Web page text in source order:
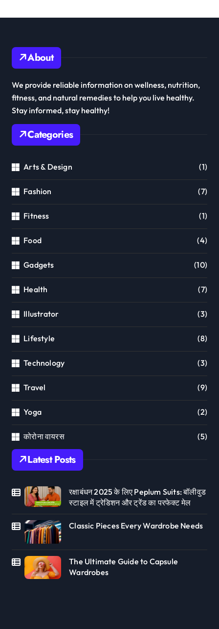
About
We provide reliable information on wellness, nutrition,
fitness, and natural remedies to help you live healthy.
Stay informed, stay healthy!
Categories
Arts & Design (1)
Fashion (7)
Fitness (1)
Food (4)
Gadgets (10)
Health (7)
Illustrator (3)
Lifestyle (8)
Technology (3)
Travel (9)
Yoga (2)
कोरोना वायरस (5)
Latest Posts
रक्षाबंधन 2025 के लिए Peplum Suits: बॉलीवुड
स्टाइल में ट्रेडिशन और ट्रेंड का परफेक्ट मेल
Classic Pieces Every Wardrobe Needs
The Ultimate Guide to Capsule
Wardrobes